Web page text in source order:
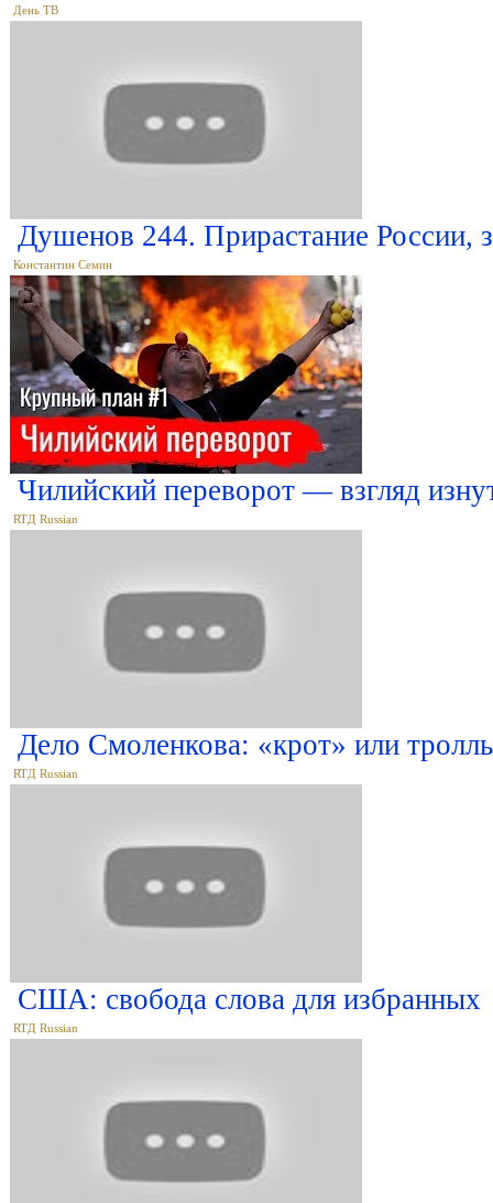
День ТВ
Душенов 244. Прирастание России,
Константин Семин
Чилийский переворот — взгляд
RTД Russian
Дело Смоленкова: «крот» или
RTД Russian
США: свобода слова для избранных
RTД Russian